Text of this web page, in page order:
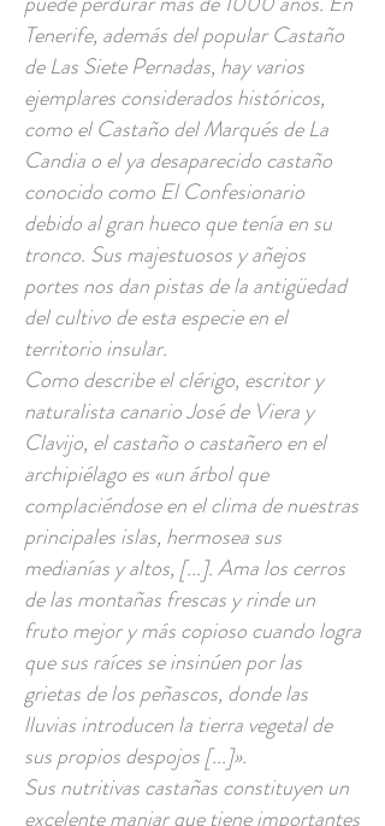
Tenerife, además del popular Castaño
de Las Siete Pernadas, hay varios
ejemplares considerados históricos,
como el Castaño del Marqués de La
Candia o el ya desaparecido castaño
conocido como El Confesionario
debido al gran hueco que tenía en su
tronco. Sus majestuosos y añejos
portes nos dan pistas de la antigüedad
del cultivo de esta especie en el
territorio insular.
Como describe el clérigo, escritor y
naturalista canario José de Viera y
Clavijo, el castaño o castañero en el
archipiélago es «un árbol que
complaciéndose en el clima de nuestras
principales islas, hermosea sus
medianías y altos, [...]. Ama los cerros
de las montañas frescas y rinde un
fruto mejor y más copioso cuando logra
que sus raíces se insinúen por las
grietas de los peñascos, donde las
lluvias introducen la tierra vegetal de
sus propios despojos [...]».
Sus nutritivas castañas constituyen un
excelente manjar que tiene importantes